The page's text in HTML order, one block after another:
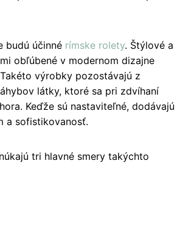
budú účinné rímske rolety. Štýlové a
obľúbené v modernom dizajne
výrobky pozostávajú z
látky, ktoré sa pri zdvíhaní
Keďže sú nastaviteľné, dodávajú
a sofistikovanosť.
tri hlavné smery takýchto